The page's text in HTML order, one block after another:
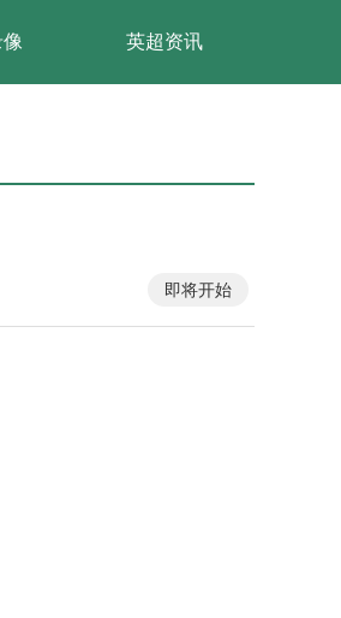
英超资讯
即将开始